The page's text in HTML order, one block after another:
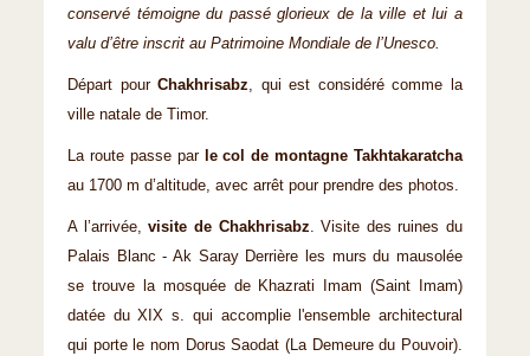
conservé témoigne du passé glorieux de la ville et lui a
valu d’être inscrit au Patrimoine Mondiale de l’Unesco.
Départ pourChakhrisabz, qui est considéré comme la
ville natale de Timor.
La route passe par le col de montagne Takhtakaratcha
au 1700 m d’altitude, avec arrêt pour prendre des photos.
A l’arrivée,visite de Chakhrisabz. Visite des ruines du
Palais Blanc - Ak Saray Derrière les murs du mausolée
se trouve la mosquée de Khazrati Imam (Saint Imam)
datée du XIX s. qui accomplie l'ensemble architectural
qui porte le nom Dorus Saodat (La Demeure du Pouvoir).